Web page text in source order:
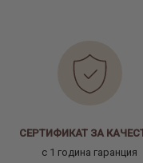
СЕРТИФИКАТ ЗА
с 1 година гаранция